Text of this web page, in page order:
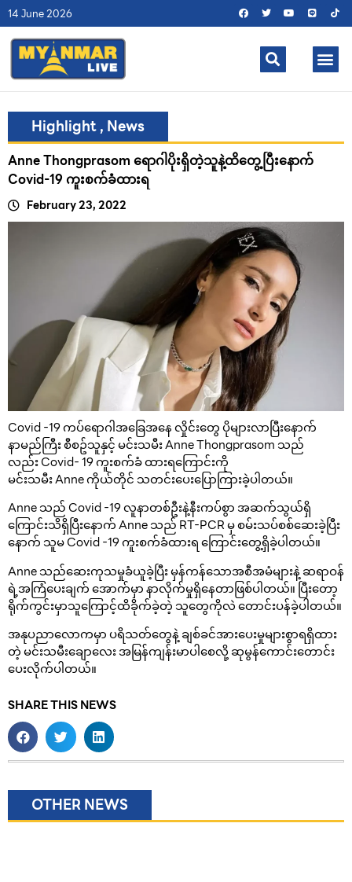
14 June 2026
Highlight, News
Anne Thongprasom ရောဂါပိုးရှိတဲ့သူနဲ့ထိတွေ့ပြီးနောက်
Covid-19 ကူးစက်ခံထားရ
February 23, 2022
Covid -19 ကပ်ရောဂါအခြေအနေ လှိုင်းတွေ ပိုများလာပြီးနောက်
နာမည်ကြီး စီစဥ်သူနှင့် မင်းသမီး Anne Thongprasom သည်
လည်း Covid- 19 ကူးစက်ခံ ထားရကြောင်းကို
မင်းသမီး Anne ကိုယ်တိုင် သတင်းပေးပြောကြားခဲ့ပါတယ်။
Anne သည် Covid -19 လူနာတစ်ဦးနဲ့နီးကပ်စွာ အဆက်သွယ်ရှိ
ကြောင်းသိရှိပြီးနောက် Anne သည် RT-PCR မှ စမ်းသပ်စစ်ဆေးခဲ့ပြီး
နောက် သူမ Covid -19 ကူးစက်ခံထားရ ကြောင်းတွေ့ရှိခဲ့ပါတယ်။
Anne သည်ဆေးကုသမှုခံယူခဲ့ပြီး မှန်ကန်သောအစီအမံများနဲ့ ဆရာဝန်
ရဲ့အကြံပေးချက် အောက်မှာ နာလိုက်မှုရှိနေတာဖြစ်ပါတယ်။ ပြီးတော့
ရိုက်ကွင်းမှာသူကြောင့်ထိခိုက်ခဲ့တဲ့ သူတွေကိုလဲ တောင်းပန်ခဲ့ပါတယ်။
အနုပညာလောကမှာ ပရိသတ်တွေနဲ့ ချစ်ခင်အားပေးမှုများစွာရရှိထား
တဲ့ မင်းသမီးချောလေး အမြန်ကျန်းမာပါစေလို့ ဆုမွန်ကောင်းတောင်း
ပေးလိုက်ပါတယ်။
SHARE THIS NEWS
OTHER NEWS